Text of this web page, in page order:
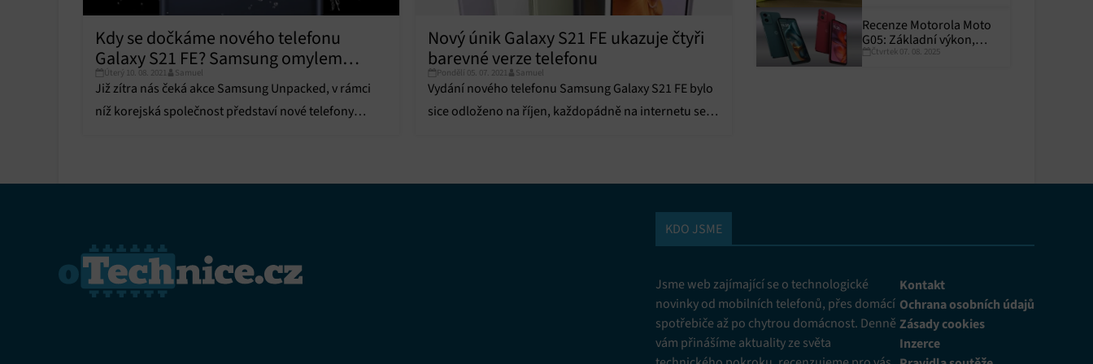
Přiřazování a kombinování údajů z jiných zdrojů údajů, Propojení různých
zařízení, Identifikace zařízení na základě automaticky přenášených informací.
Zajištění bezpečnosti, předcházení a zjišťování podvodů a odstraňování chyb,
Poskytování a zobrazování reklamy a obsahu, Ukládání a sdělování voleb
Kdy se dočkáme nového telefonu
Galaxy S21 FE? Samsung omylem
zveřejnil jeho fotografii
Úterý 10. 08. 2021 Samuel
Již zítra nás čeká akce Samsung Unpacked, v rámci
níž korejská společnost představí nové telefony
Nový únik Galaxy S21 FE ukazuje čtyři
barevné verze telefonu
Pondělí 05. 07. 2021 Samuel
Vydání nového telefonu Samsung Galaxy S21 FE bylo
sice odloženo na říjen, každopádně na internetu se
Recenze Motorola Moto
G05: Základní výkon,
skvělá výdrž
Čtvrtek 07. 08. 2025
KDO JSME
Jsme web zajímající se o technologické
novinky od mobilních telefonů, přes domácí
spotřebiče až po chytrou domácnost. Denně
vám přinášíme aktuality ze světa
Kontakt
Ochrana osobních údajů
Zásady cookies
Inzerce